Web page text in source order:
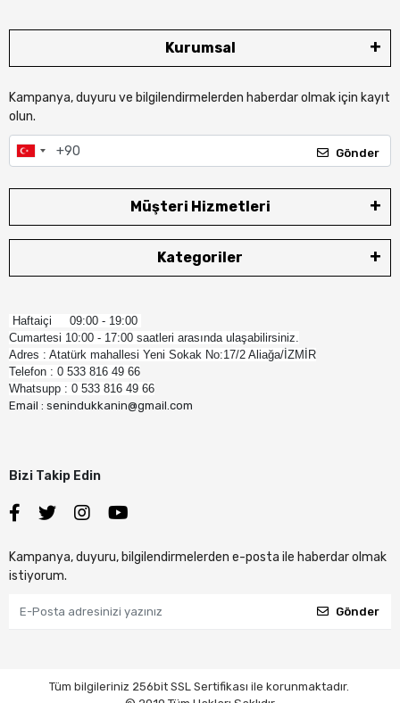
Kurumsal
Kampanya, duyuru ve bilgilendirmelerden haberdar olmak için kayıt
olun.
Gönder
Müşteri Hizmetleri
Kategoriler
Haftaiçi 09:00 - 19:00
Cumartesi 10:00 - 17:00 saatleri arasında ulaşabilirsiniz.
Adres : Atatürk mahallesi Yeni Sokak No:17/2 Aliağa/İZMİR
Telefon : 0 533 816 49 66
Whatsupp : 0 533 816 49 66
Email : senindukkanin@gmail.com
Bizi Takip Edin
Kampanya, duyuru, bilgilendirmelerden e-posta ile haberdar olmak
istiyorum.
Gönder
Tüm bilgileriniz 256bit SSL Sertifikası ile korunmaktadır.